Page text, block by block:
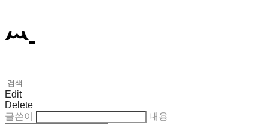
Edit
Delete
글쓴이
내용